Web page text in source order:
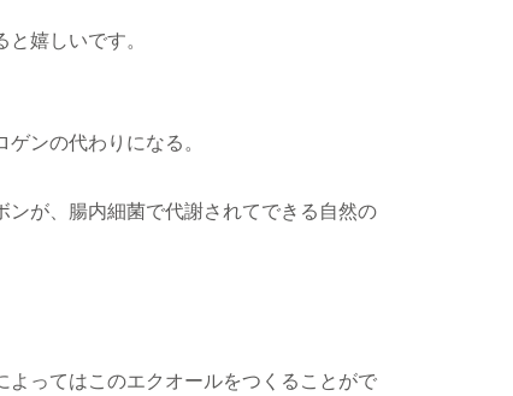
嬉しいです。
ンの代わりになる。
が、腸内細菌で代謝されてできる自然の
ってはこのエクオールをつくることがで